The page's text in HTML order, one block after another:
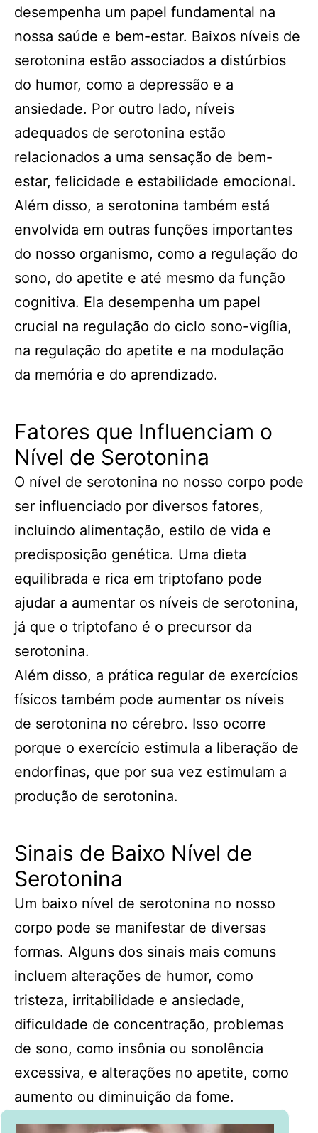
desempenha um papel fundamental na
nossa saúde e bem-estar. Baixos níveis de
serotonina estão associados a distúrbios
do humor, como a depressão e a
ansiedade. Por outro lado, níveis
adequados de serotonina estão
relacionados a uma sensação de bem-
estar, felicidade e estabilidade emocional.
Além disso, a serotonina também está
envolvida em outras funções importantes
do nosso organismo, como a regulação do
sono, do apetite e até mesmo da função
cognitiva. Ela desempenha um papel
crucial na regulação do ciclo sono-vigília,
na regulação do apetite e na modulação
da memória e do aprendizado.
Fatores que Influenciam o
Nível de Serotonina
O nível de serotonina no nosso corpo pode
ser influenciado por diversos fatores,
incluindo alimentação, estilo de vida e
predisposição genética. Uma dieta
equilibrada e rica em triptofano pode
ajudar a aumentar os níveis de serotonina,
já que o triptofano é o precursor da
serotonina.
Além disso, a prática regular de exercícios
físicos também pode aumentar os níveis
de serotonina no cérebro. Isso ocorre
porque o exercício estimula a liberação de
endorfinas, que por sua vez estimulam a
produção de serotonina.
Sinais de Baixo Nível de
Serotonina
Um baixo nível de serotonina no nosso
corpo pode se manifestar de diversas
formas. Alguns dos sinais mais comuns
incluem alterações de humor, como
tristeza, irritabilidade e ansiedade,
dificuldade de concentração, problemas
de sono, como insônia ou sonolência
excessiva, e alterações no apetite, como
aumento ou diminuição da fome.